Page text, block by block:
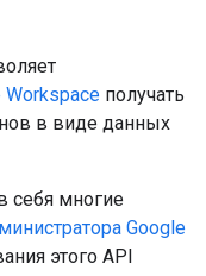
Workspace получать
в виде данных
себя многие
Google
этого API